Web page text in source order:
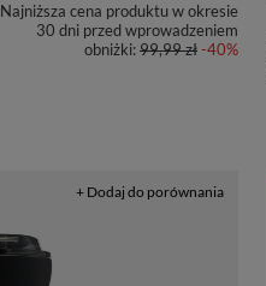
Najniższa cena produktu w okresie
30 dni przed wprowadzeniem
obniżki:99,99 zł-40%
+ Dodaj do porównania